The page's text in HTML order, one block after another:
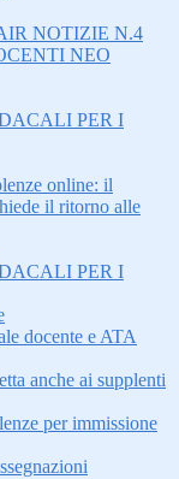
NOTIZIE N.4
NEO
PER I
online: il
il ritorno alle
PER I
docente e ATA
anche ai supplenti
per immissione